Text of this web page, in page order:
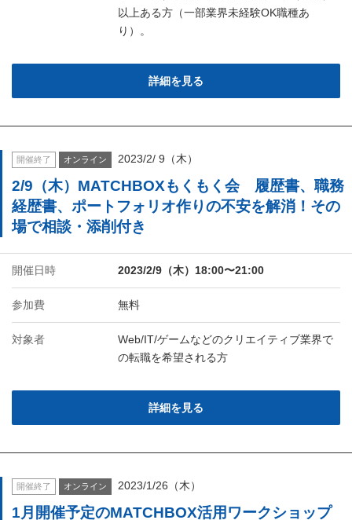
以上ある方（一部業界未経験OK職種あ
り）。
詳細を見る
開催終了 オンライン 2023/2/ 9（木）
2/9（木）MATCHBOXもくもく会 履歴書、職務
経歴書、ポートフォリオ作りの不安を解消！その
場で相談・添削付き
開催日時 2023/2/9（木）18:00〜21:00
参加費 無料
対象者
Web/IT/ゲームなどのクリエイティブ業界で
の転職を希望される方
詳細を見る
開催終了 オンライン 2023/1/26（木）
1月開催予定のMATCHBOX活用ワークショップ